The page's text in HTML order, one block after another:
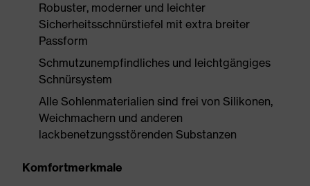
Robuster, moderner und leichter
Sicherheitsschnürstiefel mit extra breiter
Passform
Schmutzunempfindliches und leichtgängiges
Schnürsystem
Alle Sohlenmaterialien sind frei von Silikonen,
Weichmachern und anderen
lackbenetzungsstörenden Substanzen
Komfortmerkmale